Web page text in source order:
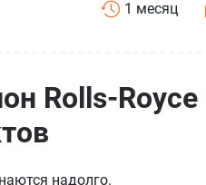
1 месяц
Rolls-
надолго.